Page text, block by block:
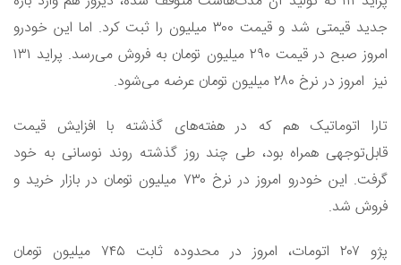
جدید قیمتی شد و قیمت ۳۰۰ میلیون را ثبت کرد. اما این خودرو
امروز صبح در قیمت ۲۹۰ میلیون تومان به فروش می‌رسد. پراید ۱۳۱
نیز امروز در نرخ ۲۸۰ میلیون تومان عرضه می‌شود.
تارا اتوماتیک هم که در هفته‌های گذشته با افزایش قیمت
قابل‌توجهی همراه بود، طی چند روز گذشته روند نوسانی به خود
گرفت. این خودرو امروز در نرخ ۷۳۰ میلیون تومان در بازار خرید و
فروش شد.
پژو ۲۰۷ اتومات، امروز در محدوده ثابت ۷۴۵ میلیون تومان